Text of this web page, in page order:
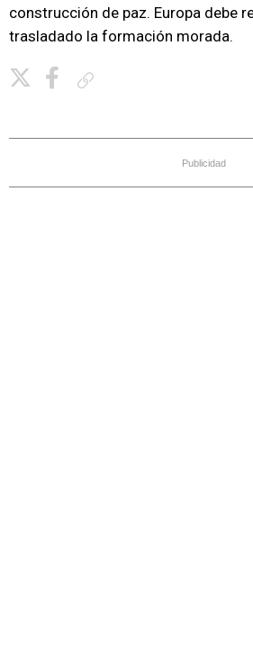
construcción de paz. Europa debe
trasladado la formación morada.
Publicidad